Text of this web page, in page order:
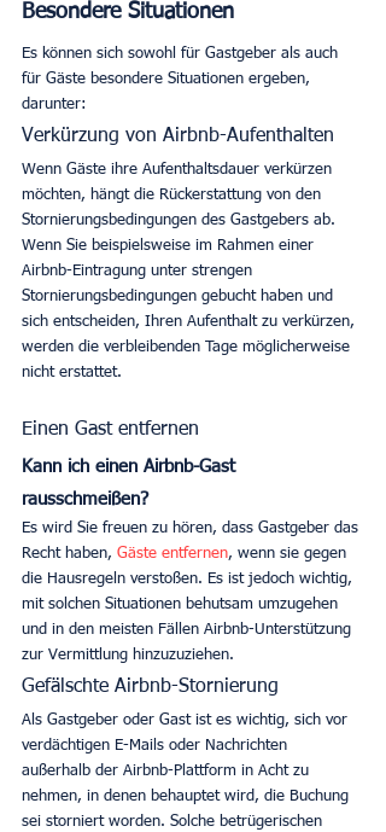
Besondere Situationen
Es können sich sowohl für Gastgeber als auch
für Gäste besondere Situationen ergeben,
darunter:
Verkürzung von Airbnb-Aufenthalten
Wenn Gäste ihre Aufenthaltsdauer verkürzen
möchten, hängt die Rückerstattung von den
Stornierungsbedingungen des Gastgebers ab.
Wenn Sie beispielsweise im Rahmen einer
Airbnb-Eintragung unter strengen
Stornierungsbedingungen gebucht haben und
sich entscheiden, Ihren Aufenthalt zu verkürzen,
werden die verbleibenden Tage möglicherweise
nicht erstattet.
Einen Gast entfernen
Kann ich einen Airbnb-Gast
rausschmeißen?
Es wird Sie freuen zu hören, dass Gastgeber das
Recht haben, Gäste entfernen, wenn sie gegen
die Hausregeln verstoßen. Es ist jedoch wichtig,
mit solchen Situationen behutsam umzugehen
und in den meisten Fällen Airbnb-Unterstützung
zur Vermittlung hinzuzuziehen.
Gefälschte Airbnb-Stornierung
Als Gastgeber oder Gast ist es wichtig, sich vor
verdächtigen E-Mails oder Nachrichten
außerhalb der Airbnb-Plattform in Acht zu
nehmen, in denen behauptet wird, die Buchung
sei storniert worden. Solche betrügerischen